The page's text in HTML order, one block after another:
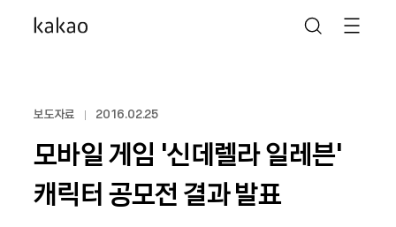
보도자료 2016.02.25
모바일 게임 ‘신데렐라 일레븐’
캐릭터 공모전 결과 발표